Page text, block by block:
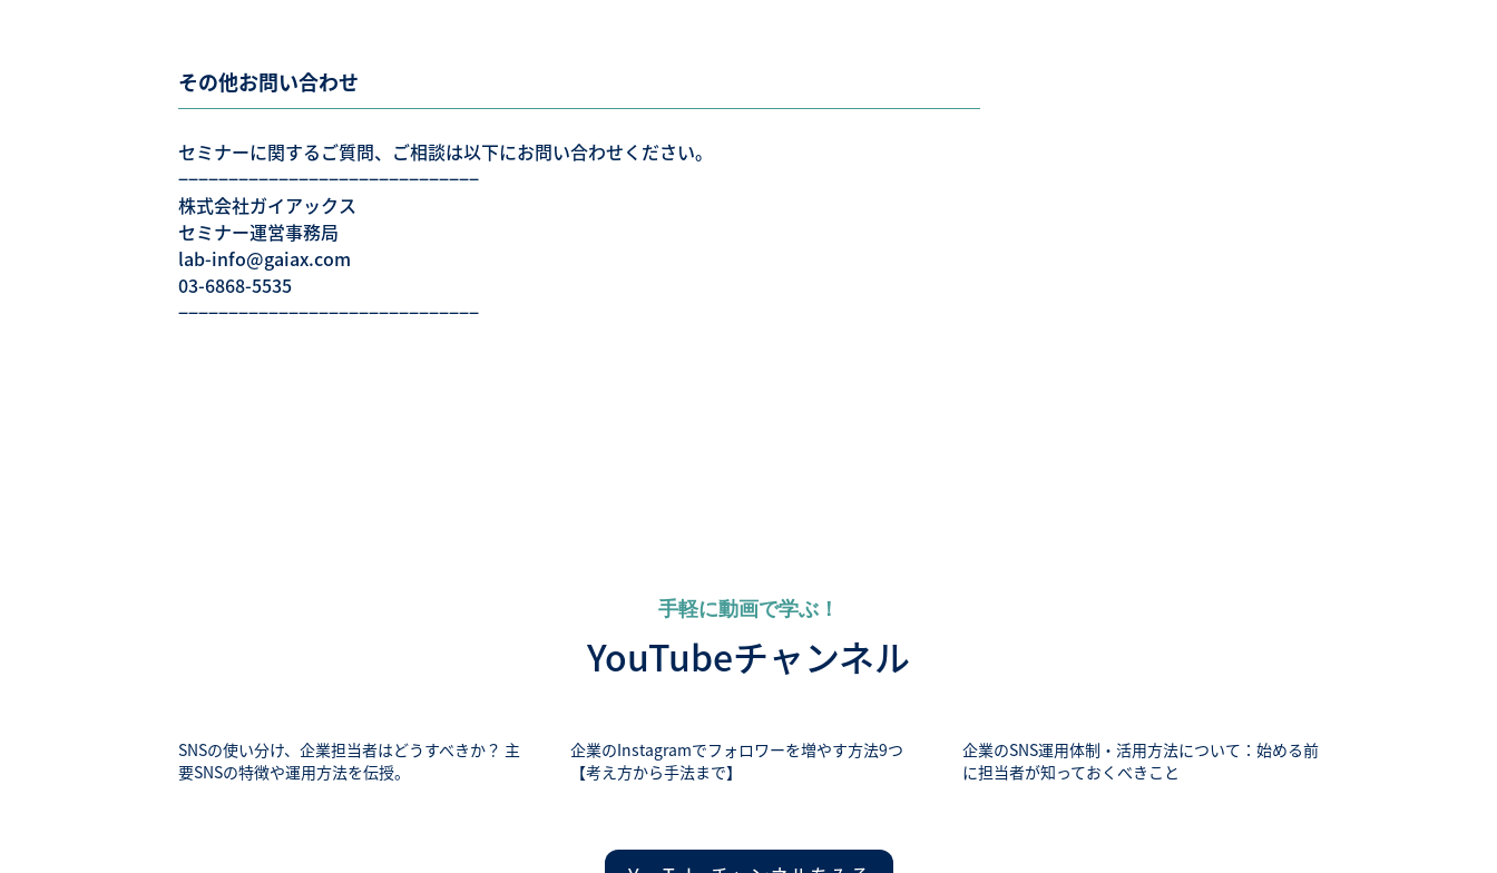
その他お問い合わせ
セミナーに関するご質問、ご相談は以下にお問い合わせください。
−−−−−−−−−−−−−−−−−−−−−−−−−−−−−−
株式会社ガイアックス
セミナー運営事務局
lab-info@gaiax.com
03-6868-5535
−−−−−−−−−−−−−−−−−−−−−−−−−−−−−−
手軽に動画で学ぶ！
YouTubeチャンネル
SNSの使い分け、企業担当者はどうすべきか？ 主
要SNSの特徴や運用方法を伝授。
企業のInstagramでフォロワーを増やす方法9つ
【考え方から手法まで】
企業のSNS運用体制・活用方法について：始める前
に担当者が知っておくべきこと